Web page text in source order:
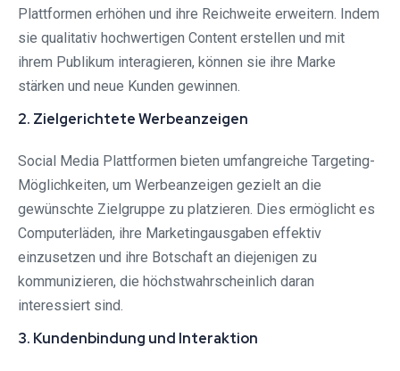
Plattformen erhöhen und ihre Reichweite erweitern. Indem
sie qualitativ hochwertigen Content erstellen und mit
ihrem Publikum interagieren, können sie ihre Marke
stärken und neue Kunden gewinnen.
2. Zielgerichtete Werbeanzeigen
Social Media Plattformen bieten umfangreiche Targeting-
Möglichkeiten, um Werbeanzeigen gezielt an die
gewünschte Zielgruppe zu platzieren. Dies ermöglicht es
Computerläden, ihre Marketingausgaben effektiv
einzusetzen und ihre Botschaft an diejenigen zu
kommunizieren, die höchstwahrscheinlich daran
interessiert sind.
3. Kundenbindung und Interaktion